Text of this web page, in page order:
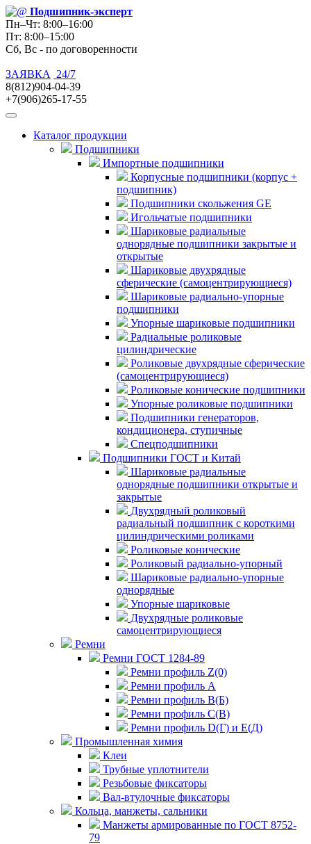
Подшипник-эксперт
Пн–Чт: 8:00–16:00
Пт: 8:00–15:00
Сб, Вс - по договоренности
ЗАЯВКА
24/7
8(812)904-04-39
+7(906)265-17-55
Каталог продукции
Подшипники
Импортные подшипники
Корпусные подшипники (корпус +
подшипник)
Подшипники скольжения GE
Игольчатые подшипники
Шариковые радиальные
однорядные подшипники закрытые и
открытые
Шариковые двухрядные
сферические (самоцентрирующиеся)
Шариковые радиально-упорные
подшипники
Упорные шариковые подшипники
Радиальные роликовые
цилиндрические
Роликовые двухрядные сферические
(самоцентрирующиеся)
Роликовые конические подшипники
Упорные роликовые подшипники
Подшипники генераторов,
кондиционера, ступичные
Спецподшипники
Подшипники ГОСТ и Китай
Шариковые радиальные
однорядные подшипники открытые и
закрытые
Двухрядный роликовый
радиальный подшипник с короткими
цилиндрическими роликами
Роликовые конические
Роликовый радиально-упорный
Шариковые радиально-упорные
однорядные
Упорные шариковые
Двухрядные роликовые
самоцентрирующиеся
Ремни
Ремни ГОСТ 1284-89
Ремни профиль Z(0)
Ремни профиль А
Ремни профиль В(Б)
Ремни профиль С(В)
Ремни профиль D(Г) и E(Д)
Промышленная химия
Клеи
Трубные уплотнители
Резьбовые фиксаторы
Вал-втулочные фиксаторы
Кольца, манжеты, сальники
Манжеты армированные по ГОСТ 8752-
79